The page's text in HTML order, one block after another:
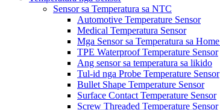
Sensor sa Temperatura sa NTC
Automotive Temperature Sensor
Medical Temperatura Sensor
Mga Sensor sa Temperatura sa
TPE Waterproof Temperature Sensor
Ang sensor sa temperatura sa likido
Tul-id nga Probe Temperature Sensor
Bullet Shape Temperature Sensor
Surface Contact Temperature Sensor
Screw Threaded Temperature Sensor